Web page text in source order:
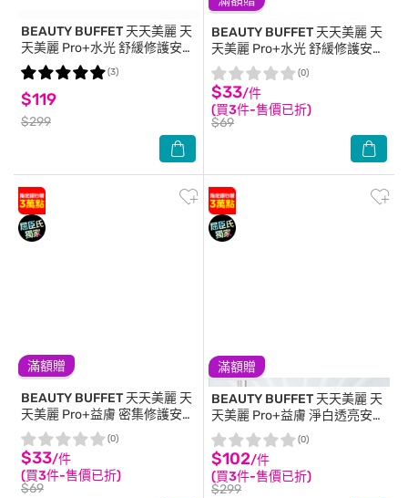
BEAUTY BUFFET 天天美麗 天
天美麗 Pro+水光 舒緩修護安瓶
面膜4入
$119
$299
(3)
BEAUTY BUFFET 天天美麗 天
天美麗 Pro+水光 舒緩修護安瓶
面膜(單片)
$33/件
(買3件-售價已折)
$69
(0)
滿額贈
BEAUTY BUFFET 天天美麗 天
天美麗 Pro+益膚 密集修護安瓶
面膜(單片)
$33/件
(買3件-售價已折)
$69
(0)
滿額贈
BEAUTY BUFFET 天天美麗 天
天美麗 Pro+益膚 淨白透亮安瓶
面膜4入
$102/件
(買3件-售價已折)
$299
(0)